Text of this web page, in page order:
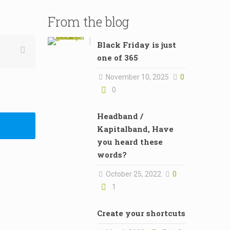
From the blog
Black Friday is just
one of 365
November 10, 2025
0
0
Headband /
Kapitalband, Have
you heard these
words?
October 25, 2022
0
1
Create your shortcuts